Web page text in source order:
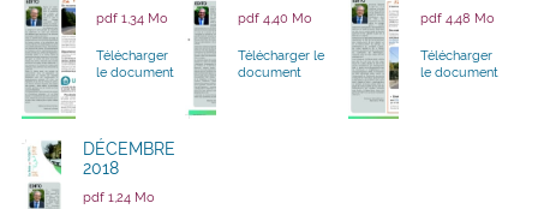
pdf 1,34 Mo
Télécharger
le document
pdf 4,40 Mo
Télécharger le
document
pdf 4,48 Mo
Télécharger
le document
DÉCEMBRE
2018
pdf 1,24 Mo